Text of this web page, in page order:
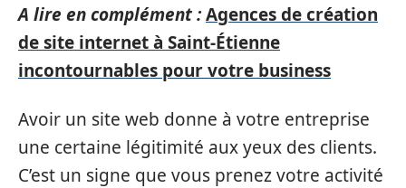
A lire en complément :Agences de création
de site internet à Saint-Étienne
incontournables pour votre business
Avoir un site web donne à votre entreprise
une certaine légitimité aux yeux des clients.
C’est un signe que vous prenez votre activité